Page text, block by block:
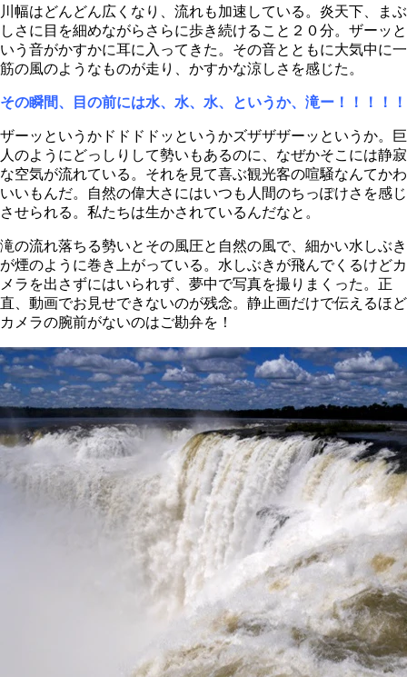
川幅はどんどん広くなり、流れも加速している。炎天下、まぶ
しさに目を細めながらさらに歩き続けること２０分。ザーッと
いう音がかすかに耳に入ってきた。その音とともに大気中に一
筋の風のようなものが走り、かすかな涼しさを感じた。
その瞬間、目の前には水、水、水、というか、滝ー！！！！！
ザーッというかドドドドッというかズザザザーッというか。巨
人のようにどっしりして勢いもあるのに、なぜかそこには静寂
な空気が流れている。それを見て喜ぶ観光客の喧騒なんてかわ
いいもんだ。自然の偉大さにはいつも人間のちっぽけさを感じ
させられる。私たちは生かされているんだなと。
滝の流れ落ちる勢いとその風圧と自然の風で、細かい水しぶき
が煙のように巻き上がっている。水しぶきが飛んでくるけどカ
メラを出さずにはいられず、夢中で写真を撮りまくった。正
直、動画でお見せできないのが残念。静止画だけで伝えるほど
カメラの腕前がないのはご勘弁を！